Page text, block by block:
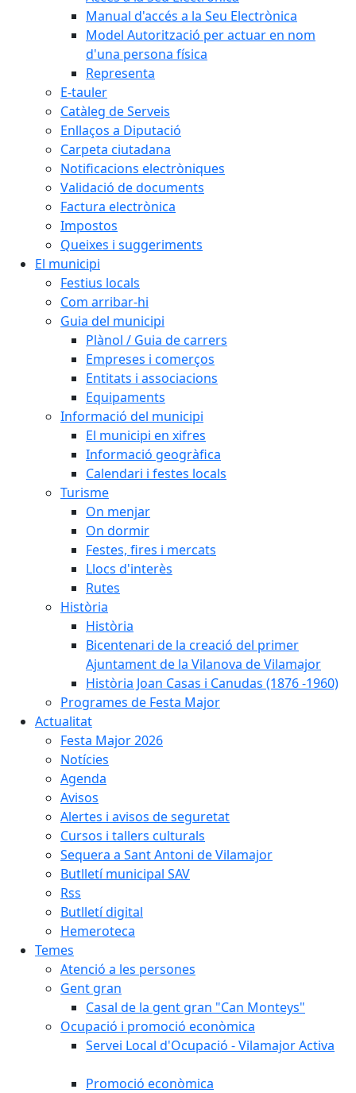
Manual d'accés a la Seu Electrònica
Model Autorització per actuar en nom
d'una persona física
Representa
E-tauler
Catàleg de Serveis
Enllaços a Diputació
Carpeta ciutadana
Notificacions electròniques
Validació de documents
Factura electrònica
Impostos
Queixes i suggeriments
El municipi
Festius locals
Com arribar-hi
Guia del municipi
Plànol / Guia de carrers
Empreses i comerços
Entitats i associacions
Equipaments
Informació del municipi
El municipi en xifres
Informació geogràfica
Calendari i festes locals
Turisme
On menjar
On dormir
Festes, fires i mercats
Llocs d'interès
Rutes
Història
Història
Bicentenari de la creació del primer
Ajuntament de la Vilanova de Vilamajor
Història Joan Casas i Canudas (1876 -1960)
Programes de Festa Major
Actualitat
Festa Major 2026
Notícies
Agenda
Avisos
Alertes i avisos de seguretat
Cursos i tallers culturals
Sequera a Sant Antoni de Vilamajor
Butlletí municipal SAV
Rss
Butlletí digital
Hemeroteca
Temes
Atenció a les persones
Gent gran
Casal de la gent gran "Can Monteys"
Ocupació i promoció econòmica
Servei Local d'Ocupació - Vilamajor Activa
Promoció econòmica